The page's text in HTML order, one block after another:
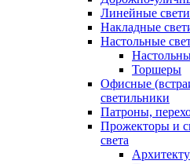
Линейные
Накладные
Настольные
Торшеры
Офисные
светильники
Патроны,
Прожекторы и
света